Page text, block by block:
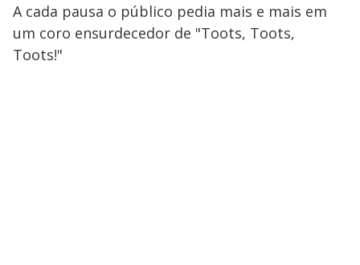
A cada pausa o público pedia mais e mais em
um coro ensurdecedor de "Toots, Toots,
Toots!"